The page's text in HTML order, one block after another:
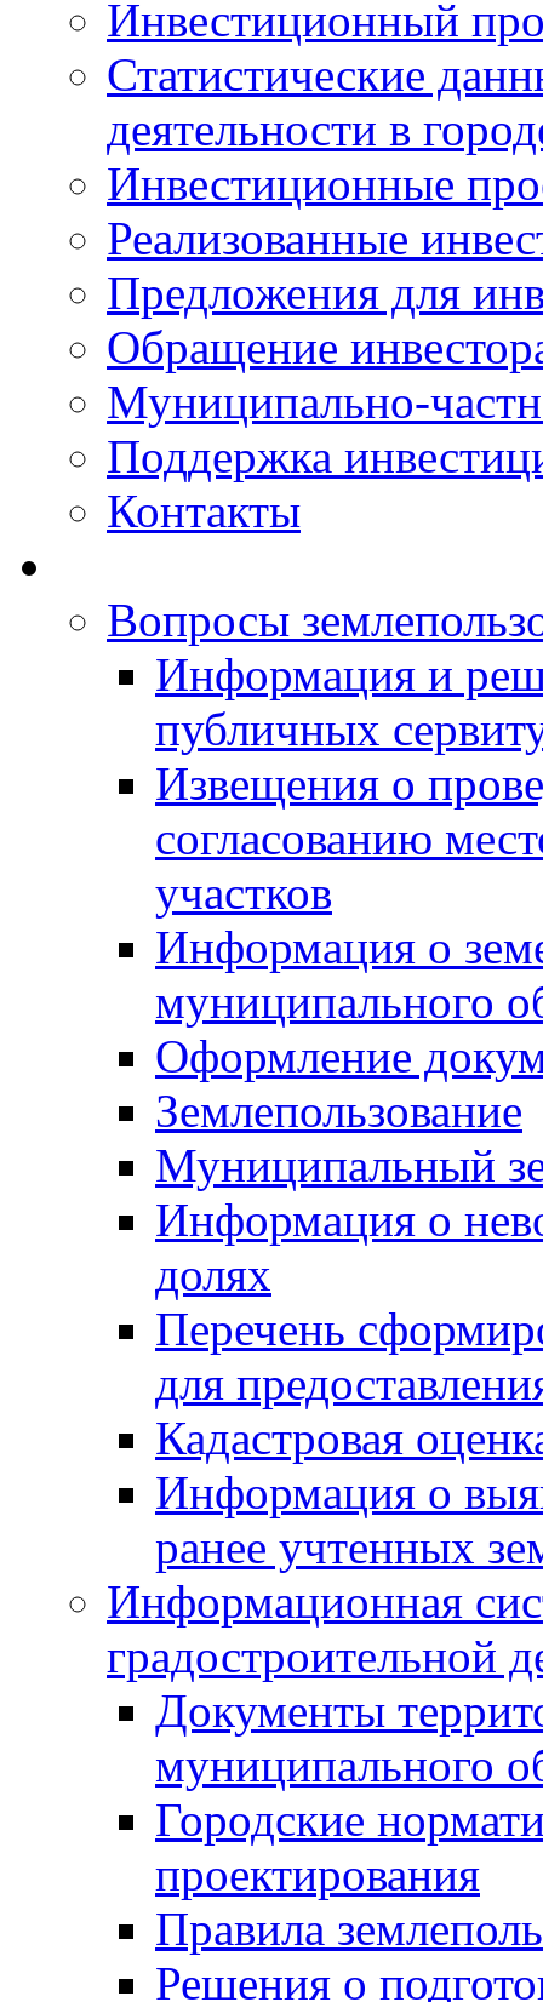
Инвестиционный
Статистические
деятельности в
Инвестиционные
Реализованные
Предложения для
Обращение
Муниципально-
Поддержка
Контакты
Вопросы
Информация и
публичных
Извещения о
согласованию
участков
Информация о
муниципального
Оформление
Землепользование
Муниципальный
Информация о
долях
Перечень
для
Кадастровая
Информация о
ранее учтенных
Информационная
градостроительной
Документы
муниципального
Городские
проектирования
Правила
Решения о